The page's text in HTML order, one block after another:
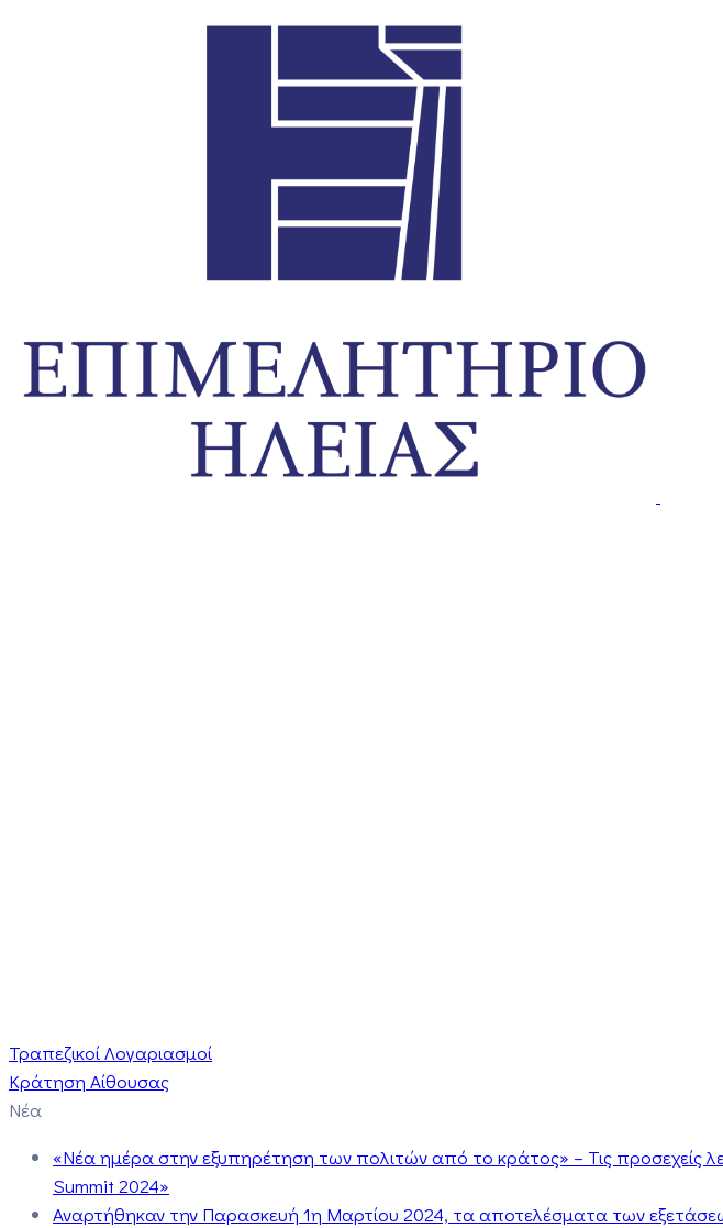
Τραπεζικοί Λογαριασμοί
Κράτηση Αίθουσας
Νέα
«Νέα ημέρα στην εξυπηρέτηση των πολιτών από το κράτος» – Τις προσεχείς
Summit 2024»
Αναρτήθηκαν την Παρασκευή 1η Μαρτίου 2024, τα αποτελέσματα των